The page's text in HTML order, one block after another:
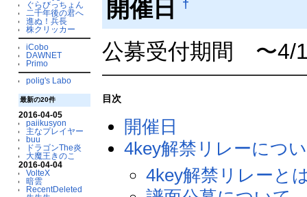
ぐらびっちょん
二千年後の君へ
進ぬ！兵長
株クリッカー
iCobo
DAWNET
Primo
polig's Labo
最新の20件
2016-04-05
paiikusyon
主なプレイヤー
buu
ドラゴンThe炎
大魔王きのこ
2016-04-04
VolteX
暗雲
RecentDeleted
開催日 †
公募受付期間 〜4/
目次
開催日
4key解禁リレーにつ
4key解禁リレーと